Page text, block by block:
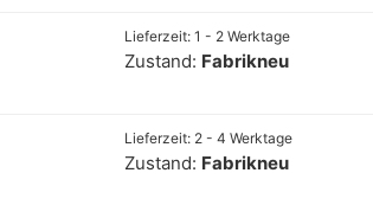
Lieferzeit: 1 - 2 Werktage
Zustand: Fabrikneu
Lieferzeit: 2 - 4 Werktage
Zustand: Fabrikneu